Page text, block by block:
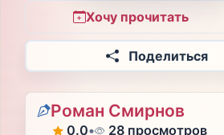
Хочу прочитать
Поделиться
Роман Смирнов
0.0• 28 просмотров